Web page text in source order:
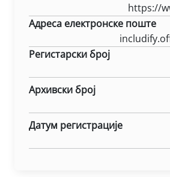
https://
Адреса електронске поште
Регистарски број
Архивски број
Датум регистрације